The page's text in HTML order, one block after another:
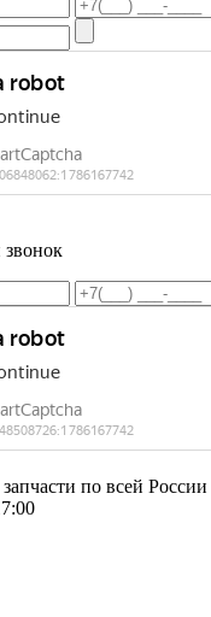
звонок
по всей России